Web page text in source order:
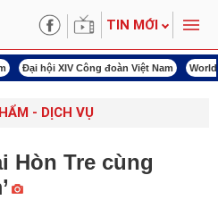
TIN MỚI
Nam World Cup 2026 Kỳ họp thứ
- DỊCH VỤ
Hòn Tre cùng